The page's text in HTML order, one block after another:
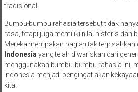
tradisional.
Bumbu-bumbu rahasia tersebut tidak
rasa, tetapi juga memiliki nilai historis dan
Mereka merupakan bagian tak terpisahkan
Indonesia yang telah diwariskan dari
menggunakan bumbu-bumbu rahasia ini,
Indonesia menjadi pengingat akan
kita.